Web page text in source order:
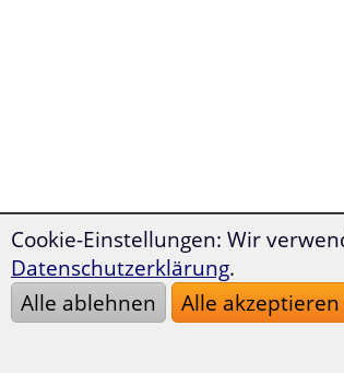
Weit über
Sinnvoll
Cookie-Einstellungen: Wir
Datenschutzerklärung.
Alle ablehnen
Alle akzeptieren